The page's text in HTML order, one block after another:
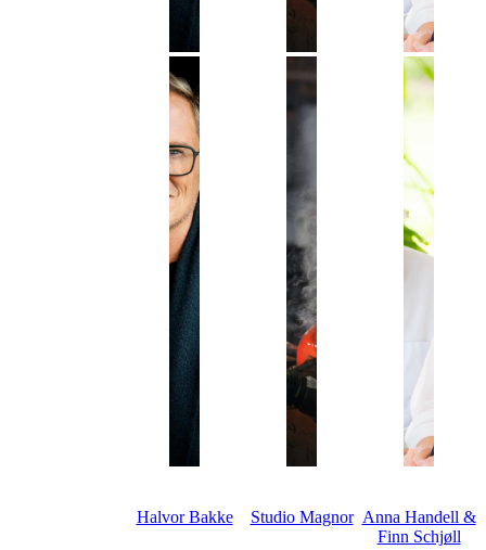
Halvor Bakke Studio Magnor Anna Handell &
Finn Schjøll